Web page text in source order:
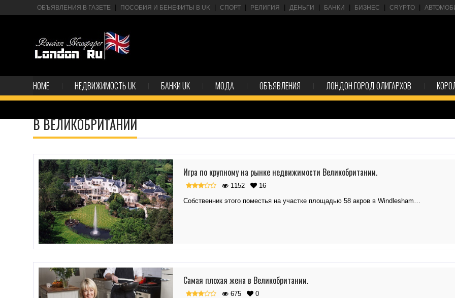
ОБЪЯВЛЕНИЯ В ГАЗЕТЕ ПОСОБИЯ И БЕНЕФИТЫ В UK СПОРТ РЕЛИГИЯ ДЕНЬГИ БАНКИ БИЗНЕС CRYPTO
HOME НЕДВИЖИМОСТЬ UK БАНКИ UK МОДА ОБЪЯВЛЕНИЯ ЛОНДОН ГОРОД ОЛИГАРХОВ
В ВЕЛИКОБРИТАНИИ
Игра по крупному на рынке недвижимости Великобритании.
1152
16
Собственник этого поместья на участке площадью 58 акров в Windlesham…
Самая плохая жена в Великобритании.
675
0